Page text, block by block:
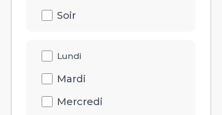
Soir
Lundi
Mardi
Mercredi